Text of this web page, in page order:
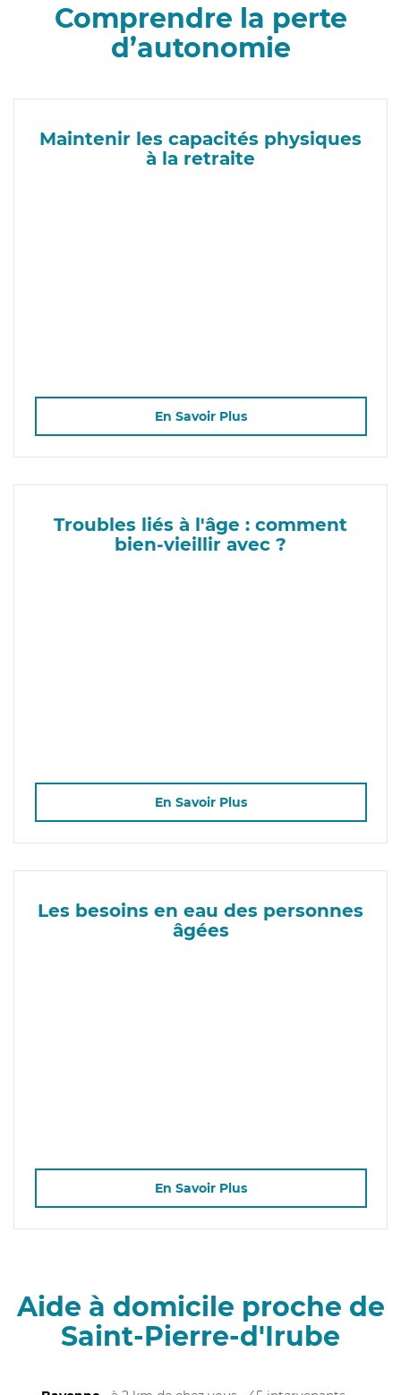
Comprendre la perte
d’autonomie
Maintenir les capacités physiques
à la retraite
En Savoir Plus
Troubles liés à l'âge : comment
bien-vieillir avec ?
En Savoir Plus
Les besoins en eau des personnes
âgées
En Savoir Plus
Aide à domicile proche de
Saint-Pierre-d'Irube